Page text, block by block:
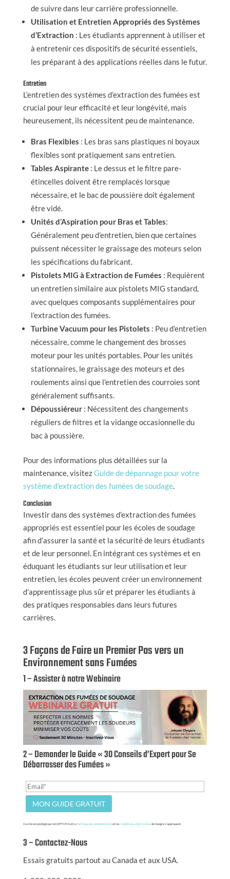
de suivre dans leur carrière professionnelle.
Utilisation et Entretien Appropriés des Systèmes
d’Extraction : Les étudiants apprennent à utiliser et
à entretenir ces dispositifs de sécurité essentiels,
les préparant à des applications réelles dans le futur.
Entretien
L’entretien des systèmes d’extraction des fumées est
crucial pour leur efficacité et leur longévité, mais
heureusement, ils nécessitent peu de maintenance.
Bras Flexibles : Les bras sans plastiques ni boyaux
flexibles sont pratiquement sans entretien.
Tables Aspirante: Le dessus et le filtre pare-
étincelles doivent être remplacés lorsque
nécessaire, et le bac de poussière doit également
être vidé.
Unités d’Aspiration pour Bras et Tables:
Généralement peu d’entretien, bien que certaines
puissent nécessiter le graissage des moteurs selon
les spécifications du fabricant.
Pistolets MIG à Extraction de Fumées : Requièrent
un entretien similaire aux pistolets MIG standard,
avec quelques composants supplémentaires pour
l’extraction des fumées.
Turbine Vacuum pour les Pistolets : Peu d’entretien
nécessaire, comme le changement des brosses
moteur pour les unités portables. Pour les unités
stationnaires, le graissage des moteurs et des
roulements ainsi que l’entretien des courroies sont
généralement suffisants.
Dépoussiéreur: Nécessitent des changements
réguliers de filtres et la vidange occasionnelle du
bac à poussière.
Pour des informations plus détaillées sur la
maintenance, visitezGuide de dépannage pour votre
système d’extraction des fumées de soudage.
Conclusion
Investir dans des systèmes d’extraction des fumées
appropriés est essentiel pour les écoles de soudage
afin d’assurer la santé et la sécurité de leurs étudiants
et de leur personnel. En intégrant ces systèmes et en
éduquant les étudiants sur leur utilisation et leur
entretien, les écoles peuvent créer un environnement
d’apprentissage plus sûr et préparer les étudiants à
des pratiques responsables dans leurs futures
carrières.
3 Façons de Faire un Premier Pas vers un
Environnement sans Fumées
1 – Assister à notre Webinaire
2 – Demander le Guide « 30 Conseils d’Expert pour Se
Débarrasser des Fumées »
Ce site est protégé par reCAPTCHA et laPolitique de confidentialitéet les Conditions d’utilisationde Google s’appliquent.
3 – Contactez-Nous
Essais gratuits partout au Canada et aux USA.